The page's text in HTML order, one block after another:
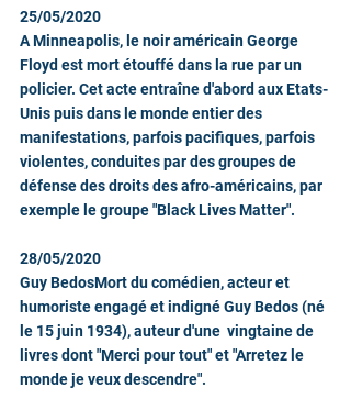
25/05/2020
A Minneapolis, le noir américain George
Floyd est mort étouffé dans la rue par un
policier. Cet acte entraîne d'abord aux Etats-
Unis puis dans le monde entier des
manifestations, parfois pacifiques, parfois
violentes, conduites par des groupes de
défense des droits des afro-américains, par
exemple le groupe "Black Lives Matter".
28/05/2020
Guy BedosMort du comédien, acteur et
humoriste engagé et indigné Guy Bedos (né
le 15 juin 1934), auteur d'une  vingtaine de
livres dont "Merci pour tout" et "Arretez le
monde je veux descendre".